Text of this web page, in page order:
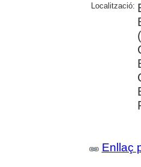
Localització:
Enllaç